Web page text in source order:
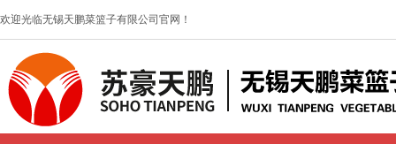
欢迎光临无锡天鹏菜篮子有限公司官网！